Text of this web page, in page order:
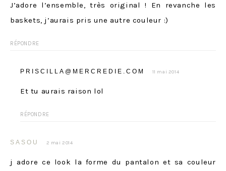
J’adore l’ensemble, très original ! En revanche les
baskets, j’aurais pris une autre couleur :)
RÉPONDRE
PRISCILLA@MERCREDIE.COM 11 mai 2014
Et tu aurais raison lol
RÉPONDRE
SASOU 2 mai 2014
j adore ce look la forme du pantalon et sa couleur